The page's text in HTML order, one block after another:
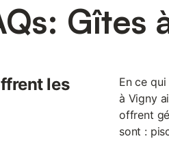
Gîtes
les
En ce
à Vigny
offrent
sont :